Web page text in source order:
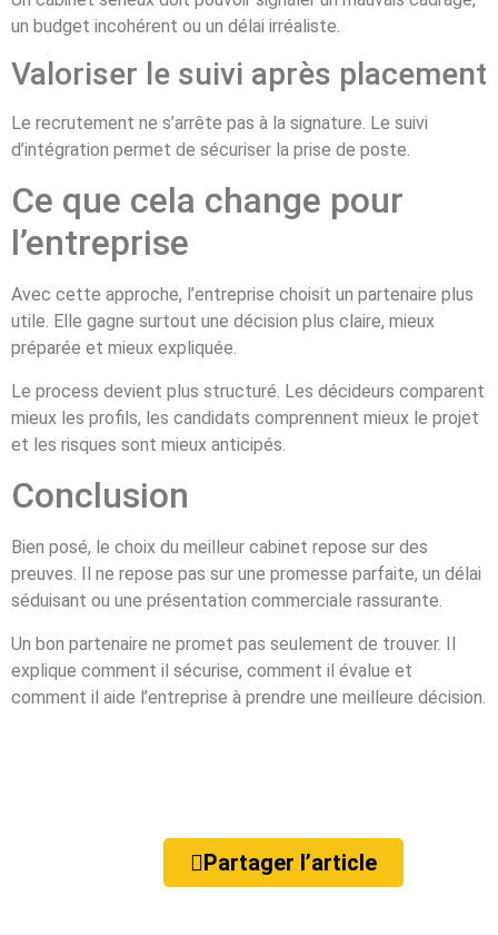
un budget incohérent ou un délai irréaliste.
Valoriser le suivi après placement
Le recrutement ne s’arrête pas à la signature. Le suivi
d’intégration permet de sécuriser la prise de poste.
Ce que cela change pour
l’entreprise
Avec cette approche, l’entreprise choisit un partenaire plus
utile. Elle gagne surtout une décision plus claire, mieux
préparée et mieux expliquée.
Le process devient plus structuré. Les décideurs comparent
mieux les profils, les candidats comprennent mieux le projet
et les risques sont mieux anticipés.
Conclusion
Bien posé, le choix du meilleur cabinet repose sur des
preuves. Il ne repose pas sur une promesse parfaite, un délai
séduisant ou une présentation commerciale rassurante.
Un bon partenaire ne promet pas seulement de trouver. Il
explique comment il sécurise, comment il évalue et
comment il aide l’entreprise à prendre une meilleure décision.
Partager l’article